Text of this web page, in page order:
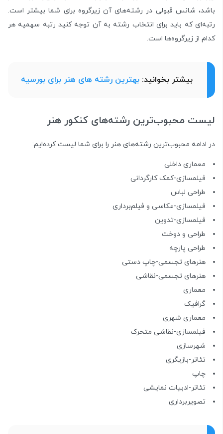
باشد، شانس قبولی در رشته‌های آن زیرگروه برای شما بیشتر است.
رتبه‌ای که باید برای انتخاب رشته به آن توجه کنید رتبه سهمیه هر
کدام از زیرگروه‌ها است.
بیشتر بخوانید:بهترین رشته های هنر برای بورسیه
لیست محبوب‌ترین رشته‌های کنکور هنر
در ادامه محبوب‌ترین رشته‌های هنر را برای شما لیست کرده‌ایم:
معماری داخلی
فیلمسازی-کمک کارگردانی
طراحی لباس
فیلمسازی-عکاسی و فیلم‌برداری
فیلمسازی-تدوین
طراحی و دوخت
طراحی پارچه
هنرهای تجسمی-چاپ دستی
هنرهای تجسمی-نقاشی
معماری
گرافیک
معماری شهری
فیلمسازی-نقاشی متحرک
شهرسازی
تئاتر-بازیگری
چاپ
تئاتر-ادبیات نمایشی
تصویربرداری